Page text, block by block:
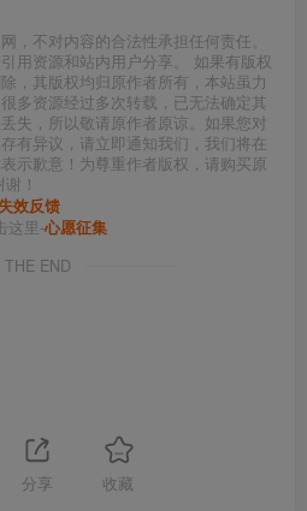
，不对内容的合法性承担任何责任。
用资源和站内用户分享。 如果有版权
，其版权均归原作者所有，本站虽力
多资源经过多次转载，已无法确定其
失，所以敬请原作者原谅。如果您对
有异议，请立即通知我们，我们将在
示歉意！为尊重作者版权，请购买原
！
失效反馈
这里-心愿征集
THE END
分享 收藏